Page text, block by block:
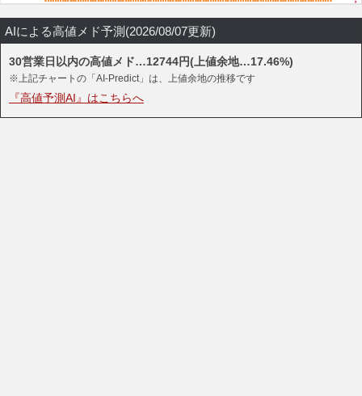
AIによる高値メド予測(2026/08/07更新)
30営業日以内の高値メド…12744円(上値余地…17.46%)
※上記チャートの「AI-Predict」は、上値余地の推移です
『高値予測AI』はこちらへ